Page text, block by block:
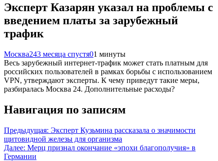
Эксперт Казарян указал на проблемы с
введением платы за зарубежный
трафик
Москва243 месяца спустя01 минуты
Весь зарубежный интернет-трафик может стать платным для
российских пользователей в рамках борьбы с использованием
VPN, утверждают эксперты. К чему приведут такие меры,
разбиралась Москва 24. Дополнительные расходы?
Навигация по записям
Предыдущая: Эксперт Кузьмина рассказала о значимости
щитовидной железы для организма
Далее: Мерц признал окончание «эпохи благополучия» в
Германии